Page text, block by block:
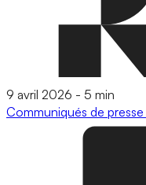
9 avril 2026 - 5 min
Communiqués de presse